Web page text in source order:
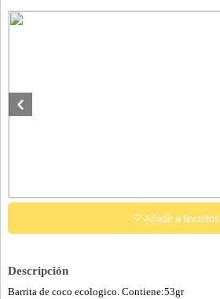
Añadir a favoritos
Descripción
Barrita de coco ecologico. Contiene:53gr